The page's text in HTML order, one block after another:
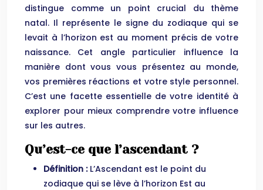
distingue comme un point crucial du thème
natal. Il représente le signe du zodiaque qui se
levait à l’horizon est au moment précis de votre
naissance. Cet angle particulier influence la
manière dont vous vous présentez au monde,
vos premières réactions et votre style personnel.
C’est une facette essentielle de votre identité à
explorer pour mieux comprendre votre influence
sur les autres.
Qu’est-ce que l’ascendant ?
Définition : L’Ascendant est le point du
zodiaque qui se lève à l’horizon Est au